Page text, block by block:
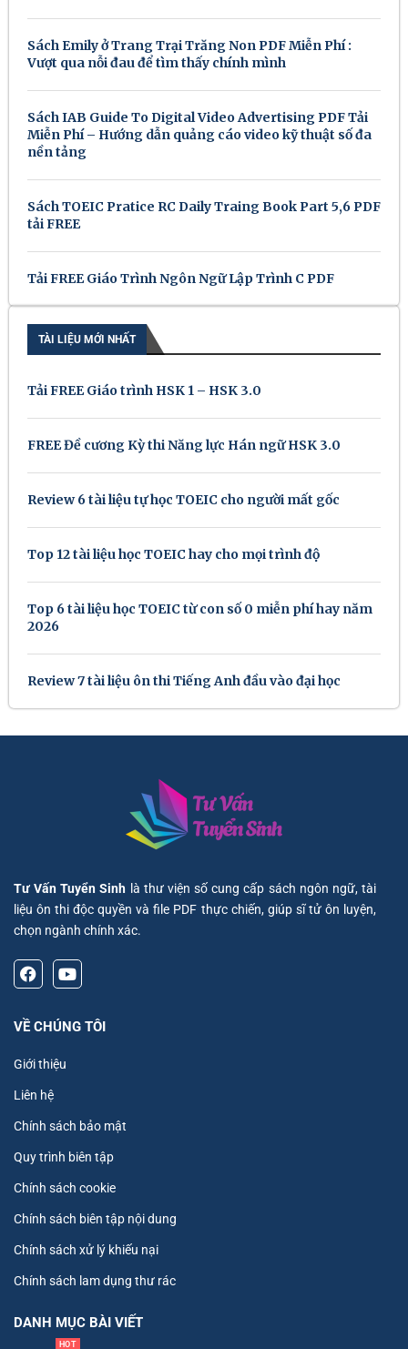
Sách Emily ở Trang Trại Trăng Non PDF Miễn Phí :
Vượt qua nỗi đau để tìm thấy chính mình
Sách IAB Guide To Digital Video Advertising PDF Tải
Miễn Phí – Hướng dẫn quảng cáo video kỹ thuật số đa
nền tảng
Sách TOEIC Pratice RC Daily Traing Book Part 5,6 PDF
tải FREE
Tải FREE Giáo Trình Ngôn Ngữ Lập Trình C PDF
TÀI LIỆU MỚI NHẤT
Tải FREE Giáo trình HSK 1 – HSK 3.0
FREE Đề cương Kỳ thi Năng lực Hán ngữ HSK 3.0
Review 6 tài liệu tự học TOEIC cho người mất gốc
Top 12 tài liệu học TOEIC hay cho mọi trình độ
Top 6 tài liệu học TOEIC từ con số 0 miễn phí hay năm
2026
Review 7 tài liệu ôn thi Tiếng Anh đầu vào đại học
Tư Vấn Tuyển Sinh là thư viện số cung cấp sách ngôn ngữ, tài
liệu ôn thi độc quyền và file PDF thực chiến, giúp sĩ tử ôn luyện,
chọn ngành chính xác.
VỀ CHÚNG TÔI
Giới thiệu
Liên hệ
Chính sách bảo mật
Quy trình biên tập
Chính sách cookie
Chính sách biên tập nội dung
Chính sách xử lý khiếu nại
Chính sách lam dụng thư rác
DANH MỤC BÀI VIẾT
HOT